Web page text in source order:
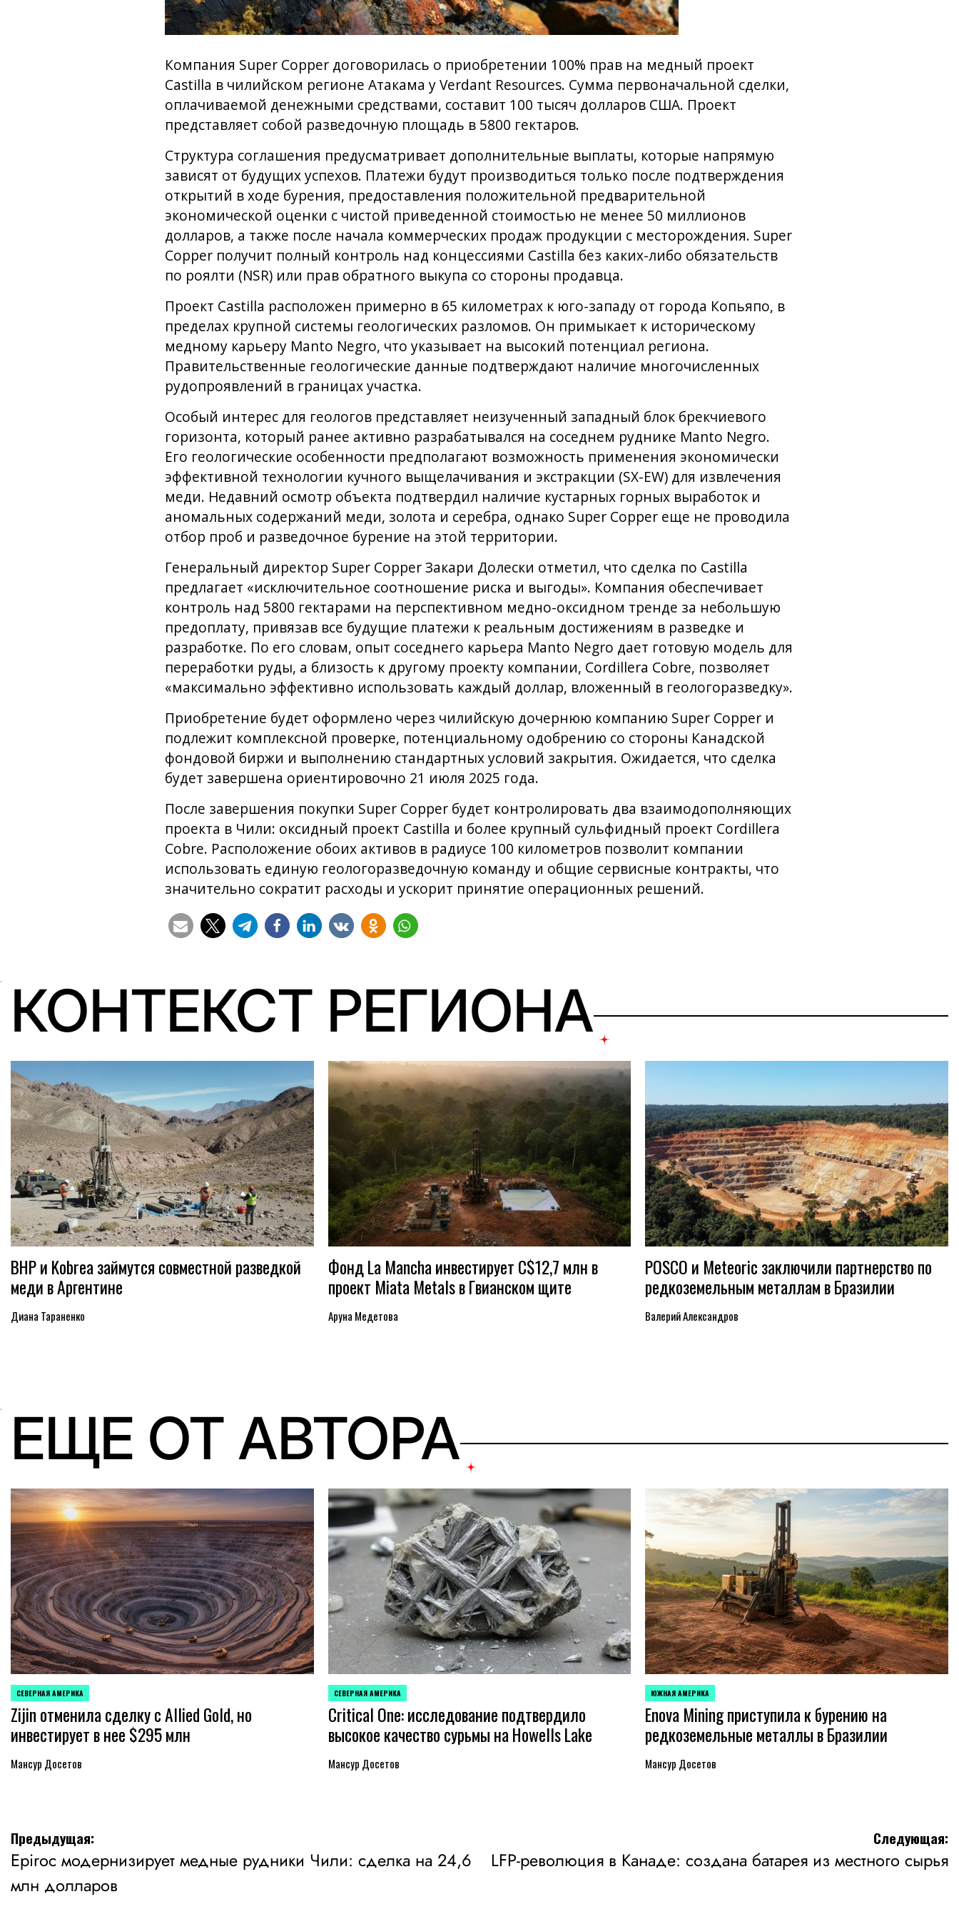
Компания Super Copper договорилась о приобретении 100% прав на медный проект
Castilla в чилийском регионе Атакама у Verdant Resources. Сумма первоначальной сделки,
оплачиваемой денежными средствами, составит 100 тысяч долларов США. Проект
представляет собой разведочную площадь в 5800 гектаров.
Структура соглашения предусматривает дополнительные выплаты, которые напрямую
зависят от будущих успехов. Платежи будут производиться только после подтверждения
открытий в ходе бурения, предоставления положительной предварительной
экономической оценки с чистой приведенной стоимостью не менее 50 миллионов
долларов, а также после начала коммерческих продаж продукции с месторождения. Super
Copper получит полный контроль над концессиями Castilla без каких-либо обязательств
по роялти (NSR) или прав обратного выкупа со стороны продавца.
Проект Castilla расположен примерно в 65 километрах к юго-западу от города Копьяпо, в
пределах крупной системы геологических разломов. Он примыкает к историческому
медному карьеру Manto Negro, что указывает на высокий потенциал региона.
Правительственные геологические данные подтверждают наличие многочисленных
рудопроявлений в границах участка.
Особый интерес для геологов представляет неизученный западный блок брекчиевого
горизонта, который ранее активно разрабатывался на соседнем руднике Manto Negro.
Его геологические особенности предполагают возможность применения экономически
эффективной технологии кучного выщелачивания и экстракции (SX-EW) для извлечения
меди. Недавний осмотр объекта подтвердил наличие кустарных горных выработок и
аномальных содержаний меди, золота и серебра, однако Super Copper еще не проводила
отбор проб и разведочное бурение на этой территории.
Генеральный директор Super Copper Закари Долески отметил, что сделка по Castilla
предлагает «исключительное соотношение риска и выгоды». Компания обеспечивает
контроль над 5800 гектарами на перспективном медно-оксидном тренде за небольшую
предоплату, привязав все будущие платежи к реальным достижениям в разведке и
разработке. По его словам, опыт соседнего карьера Manto Negro дает готовую модель для
переработки руды, а близость к другому проекту компании, Cordillera Cobre, позволяет
«максимально эффективно использовать каждый доллар, вложенный в геологоразведку».
Приобретение будет оформлено через чилийскую дочернюю компанию Super Copper и
подлежит комплексной проверке, потенциальному одобрению со стороны Канадской
фондовой биржи и выполнению стандартных условий закрытия. Ожидается, что сделка
будет завершена ориентировочно 21 июля 2025 года.
После завершения покупки Super Copper будет контролировать два взаимодополняющих
проекта в Чили: оксидный проект Castilla и более крупный сульфидный проект Cordillera
Cobre. Расположение обоих активов в радиусе 100 километров позволит компании
использовать единую геологоразведочную команду и общие сервисные контракты, что
значительно сократит расходы и ускорит принятие операционных решений.
КОНТЕКСТ РЕГИОНА
BHP и Kobrea займутся совместной разведкой
меди в Аргентине
Диана Тараненко
Фонд La Mancha инвестирует C$12,7 млн в
проект Miata Metals в Гвианском щите
Аруна Медетова
POSCO и Meteoric заключили партнерство по
редкоземельным металлам в Бразилии
Валерий Александров
ЕЩЕ ОТ АВТОРА
ОПУБЛИКОВАНО
В
СЕВЕРНАЯ АМЕРИКА
Zijin отменила сделку с Allied Gold, но
инвестирует в нее $295 млн
Мансур Досетов
ОПУБЛИКОВАНО
В
СЕВЕРНАЯ АМЕРИКА
Critical One: исследование подтвердило
высокое качество сурьмы на Howells Lake
Мансур Досетов
ОПУБЛИКОВАНО
В
ЮЖНАЯ АМЕРИКА
Enova Mining приступила к бурению на
редкоземельные металлы в Бразилии
Мансур Досетов
Навигация
по
записям
Предыдущая:
Epiroc модернизирует медные рудники Чили: сделка на 24,6
млн долларов
Следующая:
LFP-революция в Канаде: создана батарея из местного сырья